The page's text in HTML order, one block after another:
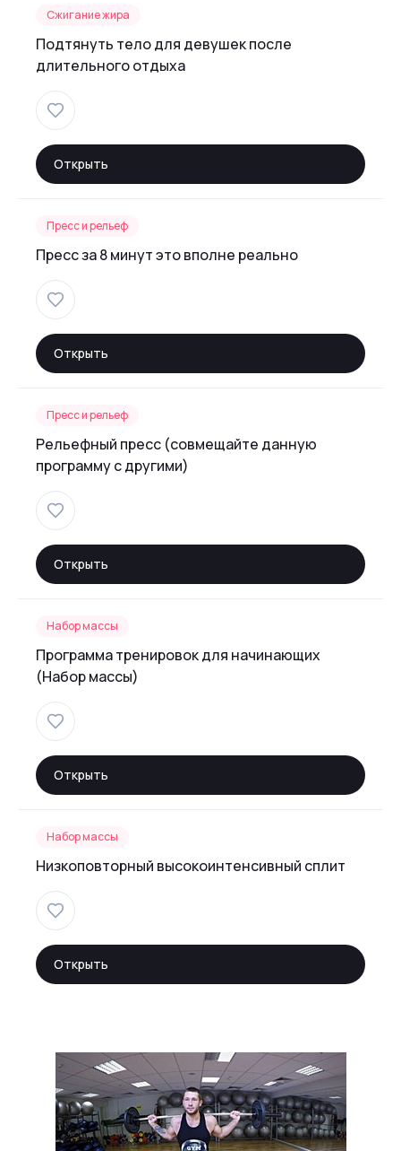
Сжигание жира
Подтянуть тело для девушек после
длительного отдыха
Открыть
Пресс и рельеф
Пресс за 8 минут это вполне реально
Открыть
Пресс и рельеф
Рельефный пресс (совмещайте данную
программу с другими)
Открыть
Набор массы
Программа тренировок для начинающих
(Набор массы)
Открыть
Набор массы
Низкоповторный высокоинтенсивный сплит
Открыть